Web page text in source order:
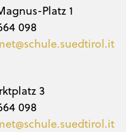
Platz 1
098
3
098